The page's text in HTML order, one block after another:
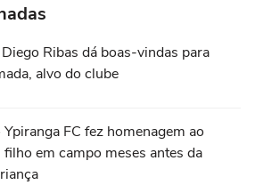
Ribas dá boas-vindas para
alvo do clube
FC fez homenagem ao
em campo meses antes da